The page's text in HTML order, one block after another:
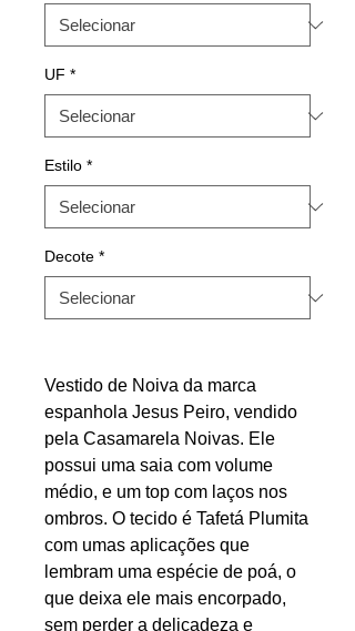
UF *
Estilo *
Decote *
Vestido de Noiva da marca
espanhola Jesus Peiro, vendido
pela Casamarela Noivas. Ele
possui uma saia com volume
médio, e um top com laços nos
ombros. O tecido é Tafetá Plumita
com umas aplicações que
lembram uma espécie de poá, o
que deixa ele mais encorpado,
sem perder a delicadeza e